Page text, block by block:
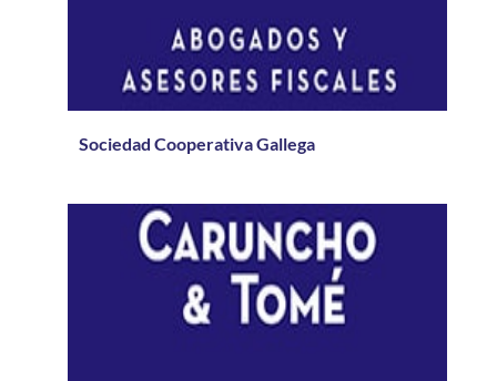
Sociedad Cooperativa Gallega